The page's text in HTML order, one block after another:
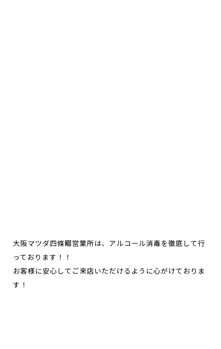
大阪マツダ四條畷営業所は、アルコール消毒を徹底して行
っております！！
お客様に安心してご来店いただけるように心がけておりま
す！